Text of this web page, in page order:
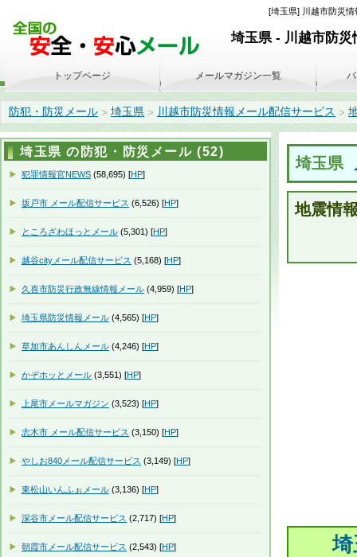
[埼玉県] 川越市防災
埼玉県 - 川越市防
防犯・防災メール > 埼玉県 > 川越市防災情報メール配信サービス >
埼玉県
地震情
トップページ メールマガジン一覧
埼玉県 の防犯・防災メール (52)
犯罪情報官NEWS (58,695) [HP]
坂戸市 メール配信サービス (6,526) [HP]
ところざわほっとメール (5,301) [HP]
越谷cityメール配信サービス (5,168) [HP]
久喜市防災行政無線情報メール (4,959) [HP]
埼玉県防災情報メール (4,565) [HP]
草加市あんしんメール (4,246) [HP]
かぞホッとメール (3,551) [HP]
上尾市メールマガジン (3,523) [HP]
志木市 メール配信サービス (3,150) [HP]
やしお840メール配信サービス (3,149) [HP]
東松山いんふぉメール (3,136) [HP]
深谷市メール配信サービス (2,717) [HP]
朝霞市メール配信サービス (2,543) [HP]